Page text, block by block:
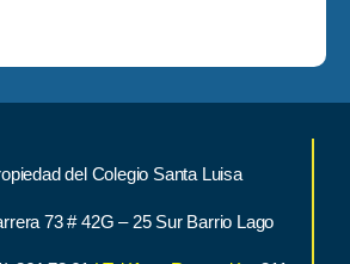
del Colegio Santa Luisa
73 # 42G – 25 Sur Barrio Lago